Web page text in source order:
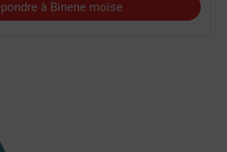
à Binene moïse